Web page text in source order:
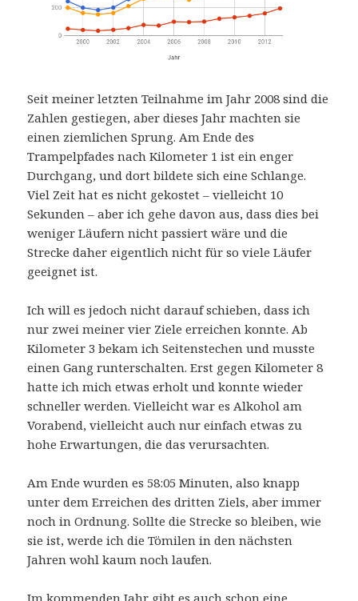
Seit meiner letzten Teilnahme im Jahr 2008 sind die
Zahlen gestiegen, aber dieses Jahr machten sie
einen ziemlichen Sprung. Am Ende des
Trampelpfades nach Kilometer 1 ist ein enger
Durchgang, und dort bildete sich eine Schlange.
Viel Zeit hat es nicht gekostet – vielleicht 10
Sekunden – aber ich gehe davon aus, dass dies bei
weniger Läufern nicht passiert wäre und die
Strecke daher eigentlich nicht für so viele Läufer
geeignet ist.
Ich will es jedoch nicht darauf schieben, dass ich
nur zwei meiner vier Ziele erreichen konnte. Ab
Kilometer 3 bekam ich Seitenstechen und musste
einen Gang runterschalten. Erst gegen Kilometer 8
hatte ich mich etwas erholt und konnte wieder
schneller werden. Vielleicht war es Alkohol am
Vorabend, vielleicht auch nur einfach etwas zu
hohe Erwartungen, die das verursachten.
Am Ende wurden es 58:05 Minuten, also knapp
unter dem Erreichen des dritten Ziels, aber immer
noch in Ordnung. Sollte die Strecke so bleiben, wie
sie ist, werde ich die Tömilen in den nächsten
Jahren wohl kaum noch laufen.